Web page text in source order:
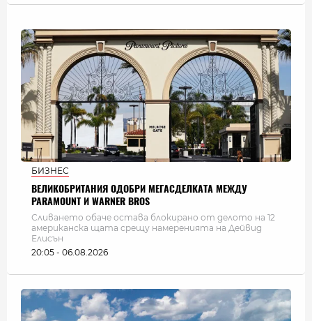
БИЗНЕС
ВЕЛИКОБРИТАНИЯ ОДОБРИ МЕГАСДЕЛКАТА МЕЖДУ
PARAMOUNT И WARNER BROS
Сливането обаче остава блокирано от делото на 12
американска щата срещу намеренията на Дейвид
Елисън
20:05 - 06.08.2026